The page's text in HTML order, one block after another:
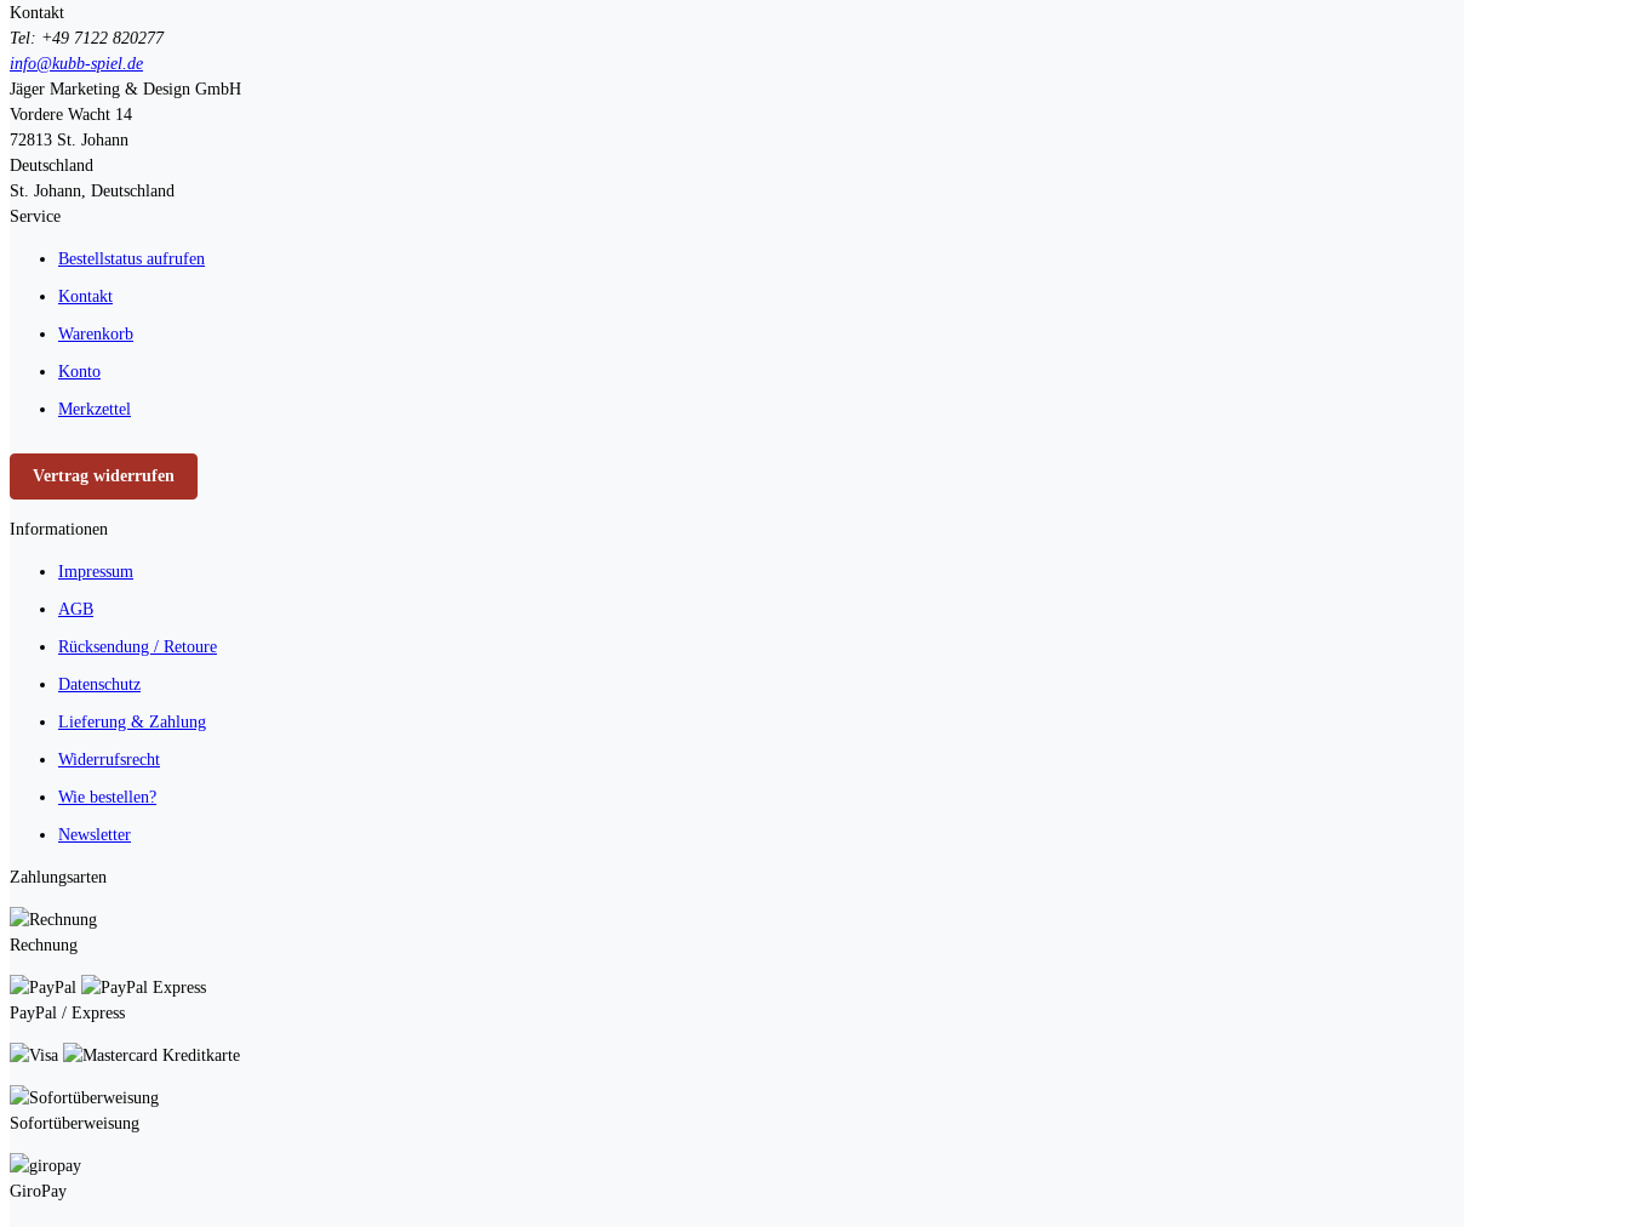
Kontakt
Tel: +49 7122 820277
info@kubb-spiel.de
Jäger Marketing & Design GmbH
Vordere Wacht 14
72813 St. Johann
Deutschland
St. Johann, Deutschland
Service
Bestellstatus aufrufen
Kontakt
Warenkorb
Konto
Merkzettel
Vertrag widerrufen
Informationen
Impressum
AGB
Rücksendung / Retoure
Datenschutz
Lieferung & Zahlung
Widerrufsrecht
Wie bestellen?
Newsletter
Zahlungsarten
Rechnung
PayPal / Express
Kreditkarte
Sofortüberweisung
GiroPay